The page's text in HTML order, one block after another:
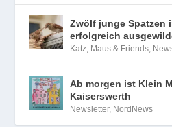
Zwölf junge Spatzen
erfolgreich
Katz, Maus & Friends,
Ab morgen ist Klein
Kaiserswerth
Newsletter, NordNews